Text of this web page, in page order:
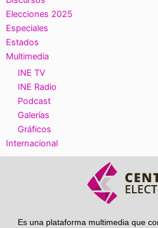
Elecciones 2025
Especiales
Estados
Multimedia
INE TV
INE Radio
Podcast
Galerías
Gráficos
Internacional
Es una plataforma multimedia que